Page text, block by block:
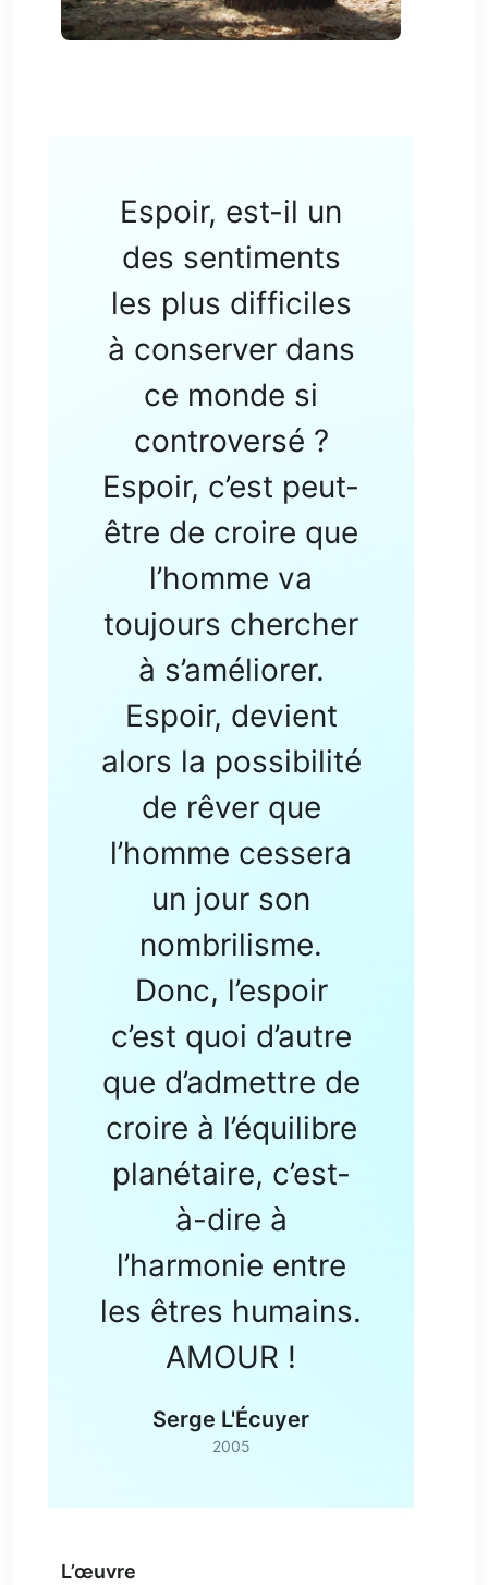
Espoir, est-il un
des sentiments
les plus difficiles
à conserver dans
ce monde si
controversé ?
Espoir, c’est peut-
être de croire que
l’homme va
toujours chercher
à s’améliorer.
Espoir, devient
alors la possibilité
de rêver que
l’homme cessera
un jour son
nombrilisme.
Donc, l’espoir
c’est quoi d’autre
que d’admettre de
croire à l’équilibre
planétaire, c’est-
à-dire à
l’harmonie entre
les êtres humains.
AMOUR !
Serge L'Écuyer
2005
L’œuvre